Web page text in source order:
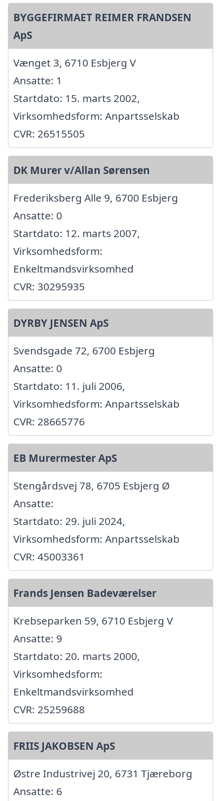
BYGGEFIRMAET REIMER FRANDSEN
ApS
Vænget 3, 6710 Esbjerg V
Ansatte: 1
Startdato: 15. marts 2002,
Virksomhedsform: Anpartsselskab
CVR: 26515505
DK Murer v/Allan Sørensen
Frederiksberg Alle 9, 6700 Esbjerg
Ansatte: 0
Startdato: 12. marts 2007,
Virksomhedsform:
Enkeltmandsvirksomhed
CVR: 30295935
DYRBY JENSEN ApS
Svendsgade 72, 6700 Esbjerg
Ansatte: 0
Startdato: 11. juli 2006,
Virksomhedsform: Anpartsselskab
CVR: 28665776
EB Murermester ApS
Stengårdsvej 78, 6705 Esbjerg Ø
Ansatte:
Startdato: 29. juli 2024,
Virksomhedsform: Anpartsselskab
CVR: 45003361
Frands Jensen Badeværelser
Krebseparken 59, 6710 Esbjerg V
Ansatte: 9
Startdato: 20. marts 2000,
Virksomhedsform:
Enkeltmandsvirksomhed
CVR: 25259688
FRIIS JAKOBSEN ApS
Østre Industrivej 20, 6731 Tjæreborg
Ansatte: 6